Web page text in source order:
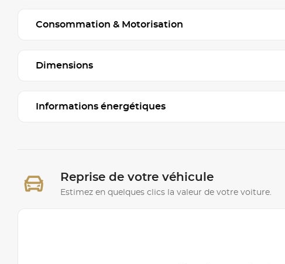
Consommation & Motorisation
Dimensions
Informations énergétiques
Reprise de votre véhicule
Estimez en quelques clics la valeur de votre voiture.